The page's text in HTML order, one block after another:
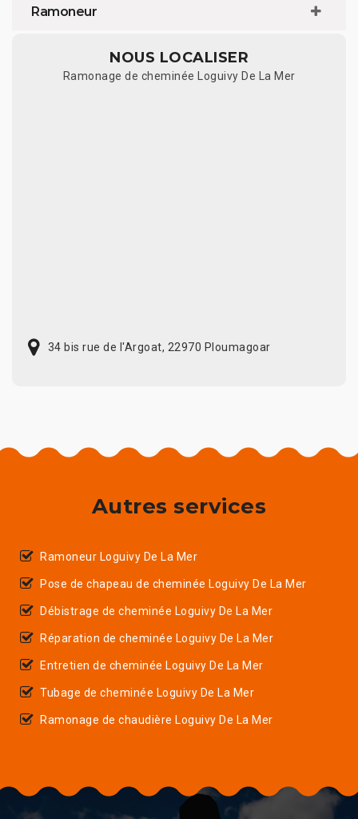
Ramoneur
NOUS LOCALISER
Ramonage de cheminée Loguivy De La Mer
34 bis rue de l'Argoat, 22970 Ploumagoar
Autres services
Ramoneur Loguivy De La Mer
Pose de chapeau de cheminée Loguivy De La Mer
Débistrage de cheminée Loguivy De La Mer
Réparation de cheminée Loguivy De La Mer
Entretien de cheminée Loguivy De La Mer
Tubage de cheminée Loguivy De La Mer
Ramonage de chaudière Loguivy De La Mer